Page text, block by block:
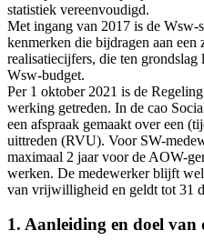
statistiek vereenvoudigd.
Met ingang van 2017 is de Wsw-
kenmerken die bijdragen aan
realisatiecijfers, die ten
Wsw-budget.
Per 1 oktober 2021 is de
werking getreden. In de cao
een afspraak gemaakt over een
uittreden (RVU). Voor SW-
maximaal 2 jaar voor de AOW-
werken. De medewerker blijft
van vrijwilligheid en geldt tot 31
1. Aanleiding en doel van